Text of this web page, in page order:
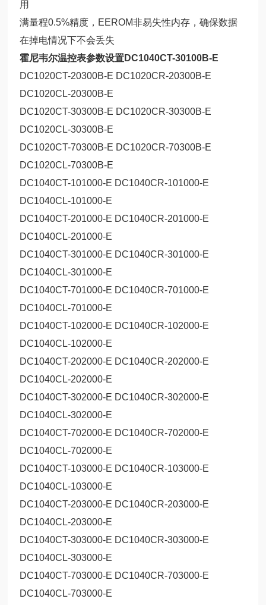
用
满量程0.5%精度，EEROM非易失性内存，确保数据
在掉电情况下不会丢失
霍尼韦尔温控表参数设置DC1040CT-30100B-E
DC1020CT-20300B-E DC1020CR-20300B-E
DC1020CL-20300B-E
DC1020CT-30300B-E DC1020CR-30300B-E
DC1020CL-30300B-E
DC1020CT-70300B-E DC1020CR-70300B-E
DC1020CL-70300B-E
DC1040CT-101000-E DC1040CR-101000-E
DC1040CL-101000-E
DC1040CT-201000-E DC1040CR-201000-E
DC1040CL-201000-E
DC1040CT-301000-E DC1040CR-301000-E
DC1040CL-301000-E
DC1040CT-701000-E DC1040CR-701000-E
DC1040CL-701000-E
DC1040CT-102000-E DC1040CR-102000-E
DC1040CL-102000-E
DC1040CT-202000-E DC1040CR-202000-E
DC1040CL-202000-E
DC1040CT-302000-E DC1040CR-302000-E
DC1040CL-302000-E
DC1040CT-702000-E DC1040CR-702000-E
DC1040CL-702000-E
DC1040CT-103000-E DC1040CR-103000-E
DC1040CL-103000-E
DC1040CT-203000-E DC1040CR-203000-E
DC1040CL-203000-E
DC1040CT-303000-E DC1040CR-303000-E
DC1040CL-303000-E
DC1040CT-703000-E DC1040CR-703000-E
DC1040CL-703000-E